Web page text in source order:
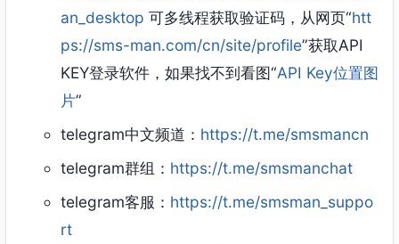
an_desktop 可多线程获取验证码，从网页“htt
ps://sms-man.com/cn/site/profile”获取API
KEY登录软件，如果找不到看图“API Key位置图
片”
telegram中文频道： https://t.me/smsmancn
telegram群组： https://t.me/smsmanchat
telegram客服： https://t.me/smsman_suppo
rt